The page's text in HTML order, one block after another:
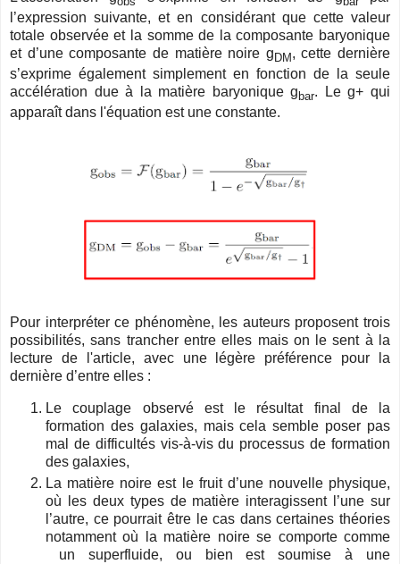
l’expression suivante, et en considérant que cette valeur
totale observée et la somme de la composante baryonique
et d’une composante de matière noire g DM , cette dernière
s’exprime également simplement en fonction de la seule
accélération due à la matière baryonique gbar. Le g+ qui
apparaît dans l'équation est une constante.
Pour interpréter ce phénomène, les auteurs proposent trois
possibilités, sans trancher entre elles mais on le sent à la
lecture de l'article, avec une légère préférence pour la
dernière d’entre elles :
Le couplage observé est le résultat final de la
formation des galaxies, mais cela semble poser pas
mal de difficultés vis-à-vis du processus de formation
des galaxies,
La matière noire est le fruit d’une nouvelle physique,
où les deux types de matière interagissent l’une sur
l’autre, ce pourrait être le cas dans certaines théories
notamment où la matière noire se comporte comme
un superfluide, ou bien est soumise à une